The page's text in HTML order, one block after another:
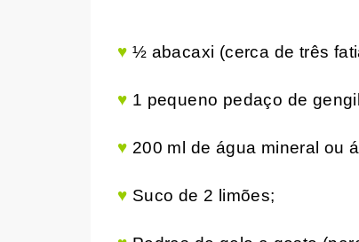
♥ ½ abacaxi (cerca de três
♥ 1 pequeno pedaço de
♥ 200 ml de água mineral ou
♥ Suco de 2 limões;